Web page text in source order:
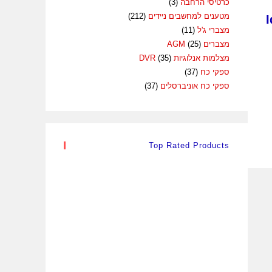
כרטיסי הרחבה (3)
מטענים למחשבים ניידים (212)
מצברי ג'ל (11)
מצברים AGM (25)
מצלמות אנלוגיות DVR (35)
ספקי כח (37)
ספקי כח אוניברסלים (37)
Top Rated Products